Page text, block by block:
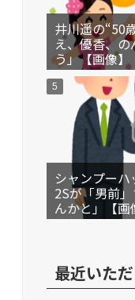
井川遥の“50
え、優香、
う」【画像】
シャンプー
2Sが「男前
んかと」【画
最近いた